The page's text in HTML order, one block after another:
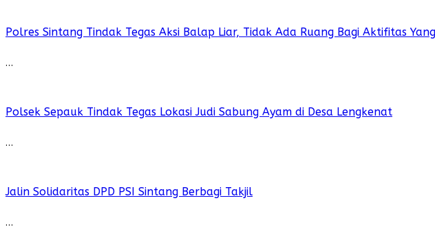
Polres Sintang Tindak Tegas Aksi Balap Liar, Tidak Ada Ruang Bagi Aktifitas
…
Polsek Sepauk Tindak Tegas Lokasi Judi Sabung Ayam di Desa Lengkenat
…
Jalin Solidaritas DPD PSI Sintang Berbagi Takjil
…